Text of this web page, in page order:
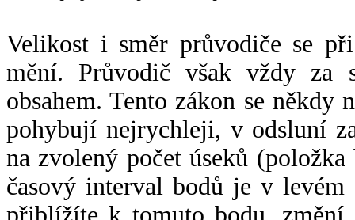
Velikost i směr průvodiče se
mění. Průvodič však vždy za
obsahem. Tento zákon se někdy
pohybují nejrychleji, v odsluní
na zvolený počet úseků
časový interval bodů je v